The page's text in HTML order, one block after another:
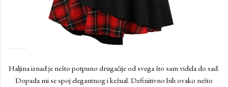
Haljina iznad je nešto potpuno drugačije od svega što sam videla do sad.
Dopada mi se spoj elegantnog i kežual. Definitivno bih ovako nešto